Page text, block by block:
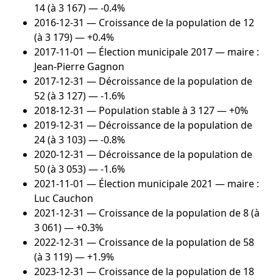
14 (à 3 167) — -0.4%
2016-12-31 — Croissance de la population de 12
(à 3 179) — +0.4%
2017-11-01 — Élection municipale 2017 — maire :
Jean-Pierre Gagnon
2017-12-31 — Décroissance de la population de
52 (à 3 127) — -1.6%
2018-12-31 — Population stable à 3 127 — +0%
2019-12-31 — Décroissance de la population de
24 (à 3 103) — -0.8%
2020-12-31 — Décroissance de la population de
50 (à 3 053) — -1.6%
2021-11-01 — Élection municipale 2021 — maire :
Luc Cauchon
2021-12-31 — Croissance de la population de 8 (à
3 061) — +0.3%
2022-12-31 — Croissance de la population de 58
(à 3 119) — +1.9%
2023-12-31 — Croissance de la population de 18